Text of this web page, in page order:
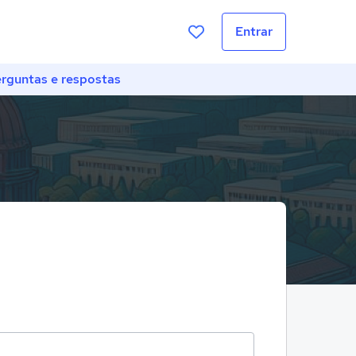
Entrar
e respostas